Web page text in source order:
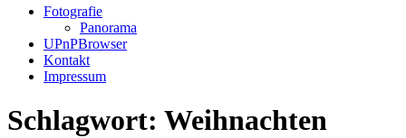
Fotografie
Panorama
UPnPBrowser
Kontakt
Impressum
Schlagwort: Weihnachten